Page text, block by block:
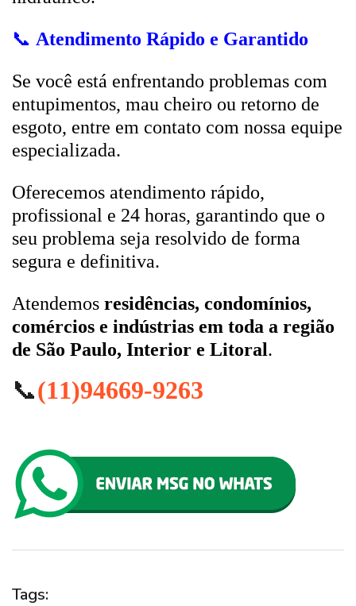
📞 Atendimento Rápido e Garantido
Se você está enfrentando problemas com
entupimentos, mau cheiro ou retorno de
esgoto, entre em contato com nossa equipe
especializada.
Oferecemos atendimento rápido,
profissional e 24 horas, garantindo que o
seu problema seja resolvido de forma
segura e definitiva.
Atendemos residências, condomínios,
comércios e indústrias em toda a região
de São Paulo, Interior e Litoral.
📞(11)94669-9263
Tags: